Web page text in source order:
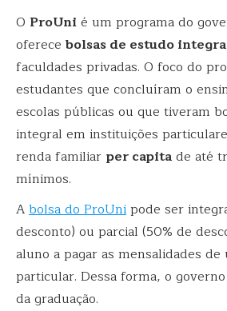
O ProUnié um programa do
oferece bolsas de estudo
faculdades privadas. O foco do
estudantes que concluíram o
escolas públicas ou que tiveram
integral em instituições
renda familiar per capitade até
mínimos.
Abolsa do ProUnipode ser
desconto) ou parcial (50% de
aluno a pagar as mensalidades
particular. Dessa forma, o
da graduação.